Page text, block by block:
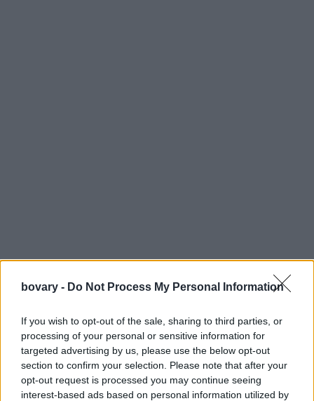
bovary - Do Not Process My Personal Information
If you wish to opt-out of the sale, sharing to third parties, or
processing of your personal or sensitive information for
targeted advertising by us, please use the below opt-out
section to confirm your selection. Please note that after your
opt-out request is processed you may continue seeing
interest-based ads based on personal information utilized by
My mom has to stay in her room in isolation for her cancer
radiation so my dad set up a desk at her door to keep her
company and I'm cryingpic.twitter.com/rucH9HfDvk